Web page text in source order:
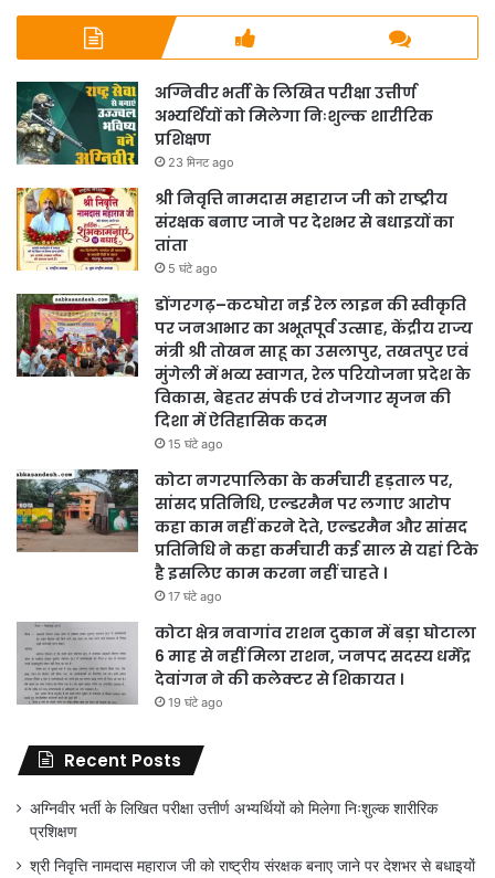
अग्निवीर भर्ती के लिखित परीक्षा उत्तीर्ण
अभ्यर्थियों को मिलेगा निःशुल्क शारीरिक
प्रशिक्षण
23 मिनट ago
श्री निवृत्ति नामदास महाराज जी को राष्ट्रीय
संरक्षक बनाए जाने पर देशभर से बधाइयों का
तांता
5 घंटे ago
डोंगरगढ़–कटघोरा नई रेल लाइन की स्वीकृति
पर जनआभार का अभूतपूर्व उत्साह, केंद्रीय राज्य
मंत्री श्री तोखन साहू का उसलापुर, तखतपुर एवं
मुंगेली में भव्य स्वागत, रेल परियोजना प्रदेश के
विकास, बेहतर संपर्क एवं रोजगार सृजन की
दिशा में ऐतिहासिक कदम
15 घंटे ago
कोटा नगरपालिका के कर्मचारी हड़ताल पर,
सांसद प्रतिनिधि, एल्डरमैन पर लगाए आरोप
कहा काम नहीं करने देते, एल्डरमैन और सांसद
प्रतिनिधि ने कहा कर्मचारी कई साल से यहां टिके
है इसलिए काम करना नहीं चाहते ।
17 घंटे ago
कोटा क्षेत्र नवागांव राशन दुकान में बड़ा घोटाला
6 माह से नहीं मिला राशन, जनपद सदस्य धर्मेंद्र
देवांगन ने की कलेक्टर से शिकायत ।
19 घंटे ago
Recent Posts
अग्निवीर भर्ती के लिखित परीक्षा उत्तीर्ण अभ्यर्थियों को मिलेगा निःशुल्क शारीरिक
प्रशिक्षण
श्री निवृत्ति नामदास महाराज जी को राष्ट्रीय संरक्षक बनाए जाने पर देशभर से बधाइयों